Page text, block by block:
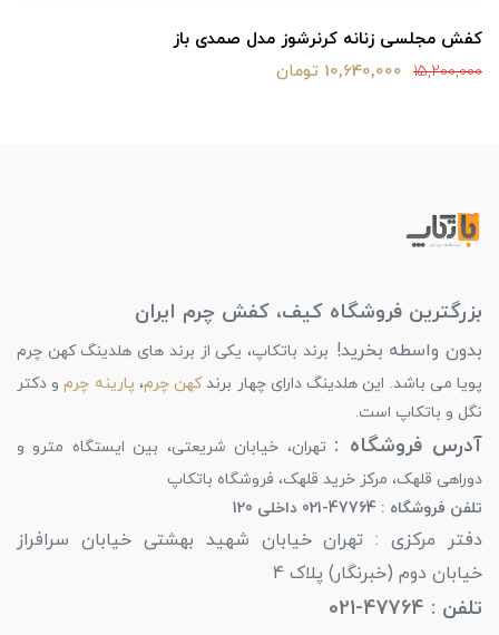
کفش مجلسی زنانه کرنرشوز مدل صمدی باز
15,200,000 10,640,000 تومان
بزرگترین فروشگاه کیف، کفش چرم ایران
بدون واسطه بخرید! برند باتکاپ، یکی از برند های هلدینگ کهن چرم
پویا می باشد. این هلدینگ دارای چهار برندکهن چرم، پارینه چرمو دکتر
نگل و باتکاپ است.
آدرس فروشگاه : تهران، خیابان شریعتی، بین ایستگاه مترو و
دوراهی قلهک، مرکز خرید قلهک، فروشگاه باتکاپ
تلفن فروشگاه : 47764-021 داخلی 120
دفتر مرکزی : تهران خیابان شهید بهشتی خیابان سرافراز
خیابان دوم (خبرنگار) پلاک 4
تلفن : 47764-021